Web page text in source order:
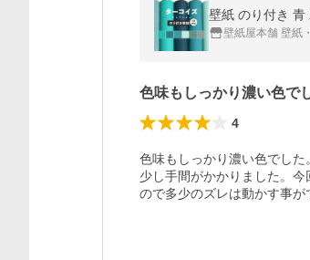
壁紙 のり付き
壁紙屋本舗 壁紙
色味もしっかり濃い色で
4
色味もしっかり濃い色でし
少し手間がかかりました。
ので多少のズレは動かす事が